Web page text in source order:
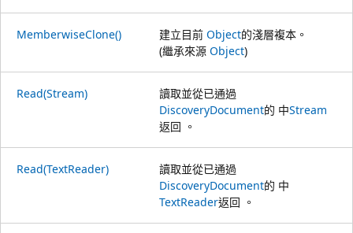
MemberwiseClone() 建立目前 Object的淺層複本。
(繼承來源 Object)
Read(Stream)
讀取並從已通過
DiscoveryDocument的 中Stream
返回 。
Read(TextReader)
讀取並從已通過
DiscoveryDocument的 中
TextReader返回 。